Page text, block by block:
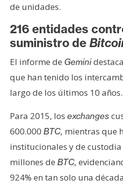
c
t
o
y
P
u
l
i
c
i
d
a
de unidades.
216 entidades
suministro de
El informe de Gemini
que han tenido los
largo de los últimos 10 años.
Para 2015, los exchanges
600.000 BTC, mientras que
institucionales y de
millones de BTC,
924% en tan solo una